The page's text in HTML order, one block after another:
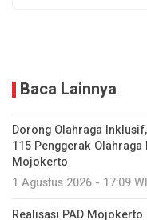
Baca Lainnya
Dorong Olahraga
115 Penggerak
Mojokerto
1 Agustus 2026 - 17:09
Realisasi PAD Mojokerto